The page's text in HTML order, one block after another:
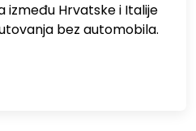
između Hrvatske i Italije
bez automobila.